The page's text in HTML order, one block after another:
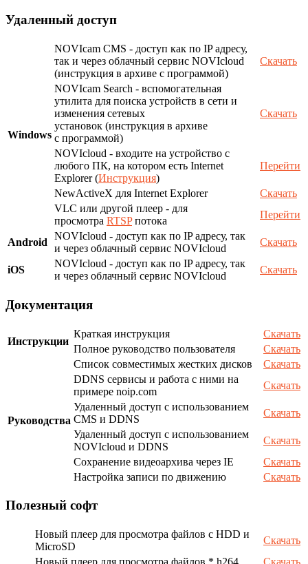
Удаленный доступ
Windows
NOVIcam CMS - доступ как по IP адресу,
так и через облачный сервис NOVIcloud
(инструкция в архиве с программой)
Скачать
NOVIcam Search - вспомогательная
утилита для поиска устройств в сети и
изменения сетевых
установок (инструкция в архиве
с программой)
Скачать
NOVIcloud - входите на устройство с
любого ПК, на котором есть Internet
Explorer (Инструкция)
Перейти
NewActiveX для Internet Explorer
Скачать
VLC или другой плеер - для
просмотра RTSPпотока
Перейти
Android
NOVIcloud - доступ как по IP адресу, так
и через облачный сервис NOVIcloud
Скачать
iOS
NOVIcloud - доступ как по IP адресу, так
и через облачный сервис NOVIcloud
Скачать
Документация
Инструкции
Краткая инструкция
Скачать
Полное руководство пользователя
Скачать
Руководства
Список совместимых жестких дисков
Скачать
DDNS сервисы и работа с ними на
примере noip.com
Скачать
Удаленный доступ с использованием
CMS и DDNS
Скачать
Удаленный доступ с использованием
NOVIcloud и DDNS
Скачать
Сохранение видеоархива через IE
Скачать
Настройка записи по движению
Скачать
Полезный софт
Новый плеер для просмотра файлов с HDD и
MicroSD
Скачать
Новый плеер для просмотра файлов *.h264
Скачать